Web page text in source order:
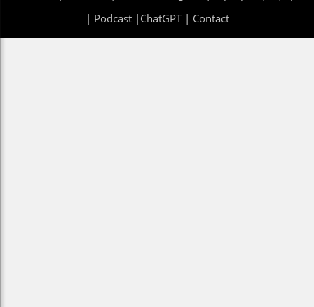
| Podcast| ChatGPT| Contact